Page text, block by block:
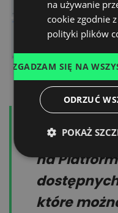
Dane są
historii
na
które
na używanie
cookie zgodnie
polityki plików
ZGADZAM SIĘ NA
ODRZUĆ
POKAŻ